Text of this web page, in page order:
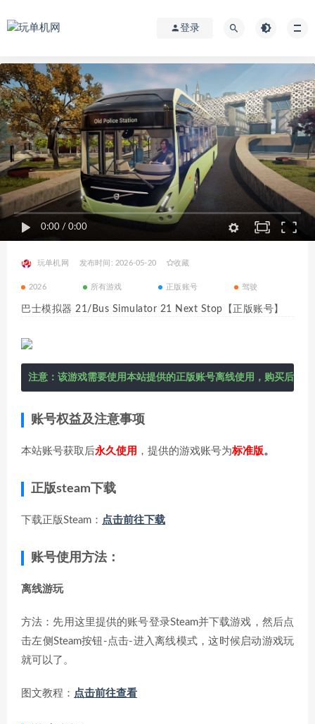
登录
0:00 / 0:00
玩单机网 发布时间: 2026-05-20 收藏
2026 所有游戏 正版账号 驾驶
巴士模拟器 21/Bus Simulator 21 Next Stop【正版账号】
注意：该游戏需要使用本站提供的正版账号离线使用，购买后在
账号权益及注意事项
本站账号获取后永久使用 ，提供的游戏账号为标准版。
正版steam下载
下载正版Steam： 点击前往下载
账号使用方法：
离线游玩
方法：先用这里提供的账号登录Steam并下载游戏，然后点
击左侧Steam按钮-点击-进入离线模式，这时候启动游戏玩
就可以了。
图文教程： 点击前往查看